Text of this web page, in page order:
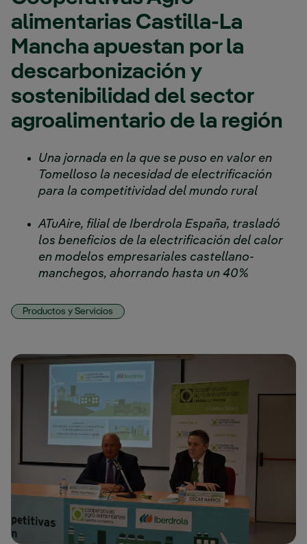
alimentarias Castilla-La
Mancha apuestan por la
descarbonización y
sostenibilidad del sector
agroalimentario de la región
Una jornada en la que se puso en valor en
Tomelloso la necesidad de electrificación
para la competitividad del mundo rural
ATuAire, filial de Iberdrola España, trasladó
los beneficios de la electrificación del calor
en modelos empresariales castellano-
manchegos, ahorrando hasta un 40%
Productos y Servicios